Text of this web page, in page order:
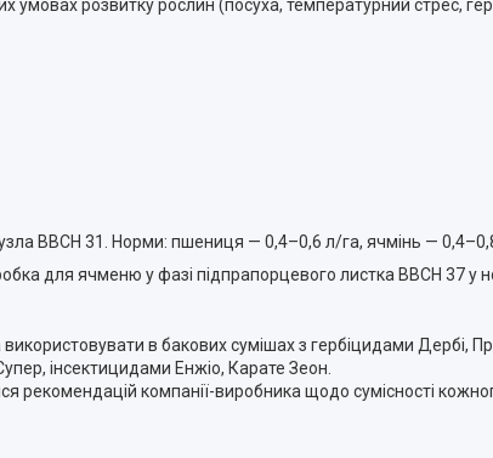
розвитку рослин (посуха, температурний стрес,
ВВСН 31. Норми: пшениця — 0,4–0,6 л/га, ячмінь —
для ячменю у фазі підпрапорцевого листка ВВСН 37 у
в бакових сумішах з гербіцидами Дербі,
інсектицидами Енжіо, Карате Зеон.
рекомендацій компанії-виробника щодо сумісності